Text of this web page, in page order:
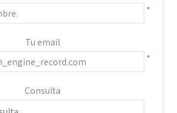
*
Tu email
*
Consulta